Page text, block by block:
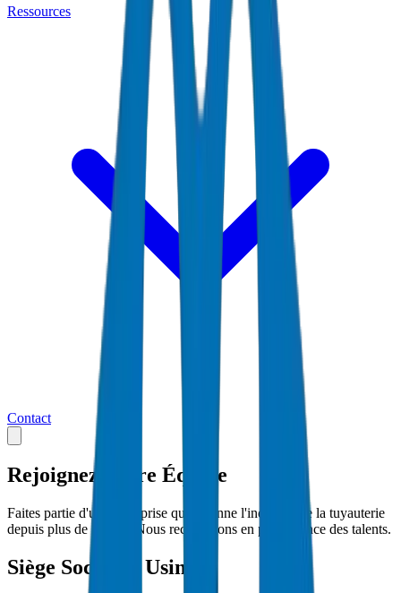
Ressources
Contact
Rejoignez Notre Équipe
Faites partie d'une entreprise qui façonne l'industrie de la tuyauterie
depuis plus de 30 ans. Nous recherchons en permanence des talents.
Siège Social & Usine